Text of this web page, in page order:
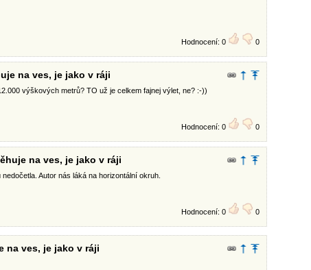
Hodnocení: 0 0
na ves, je jako v ráji
výškových metrů? TO už je celkem fajnej výlet, ne? :-))
Hodnocení: 0 0
na ves, je jako v ráji
Autor nás láká na horizontální okruh.
Hodnocení: 0 0
na ves, je jako v ráji